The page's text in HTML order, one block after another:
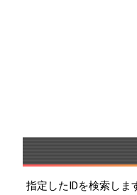
指定したIDを検索しま